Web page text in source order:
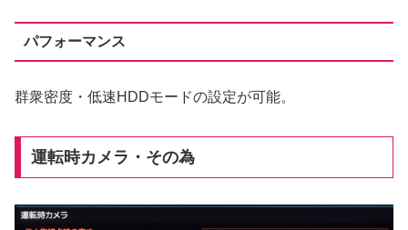
パフォーマンス
群衆密度・低速HDDモードの設定が可能。
運転時カメラ・その為